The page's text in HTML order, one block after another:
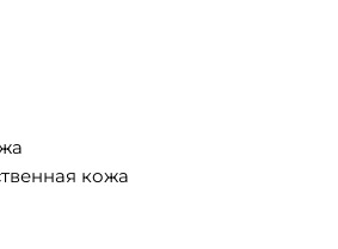
кожа